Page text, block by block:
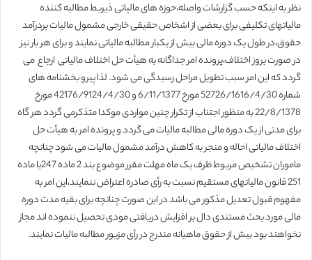
نظر به اینکه حسب گزارشات واصله،حوزه های مالیاتی ذیربط مطالبه کننده
مالیاتهای تکلیفی برای بعضی از اشخاص حقیقی خارجی مشمول مالیات بردرآمد
حقوق،در طول یک دوره مالی بیش از یکبار مطالبه مالیاتی نمایند و برای هر بار نیز
در صورت بروز اختلاف،پرونده امر جداگانه به هیأت حل اختلاف مالیاتی ارجاع می
گردد که این امر سبب تطویل مراحل رسیدگی می شود. لذا پیرو بخشنامه های
شماره 52726/1616/4/30 مورخ 6/11/1377 و 42176/9124/4/30 مورخ
22/8/1378 به منظور اجتناب از تکرار چنین مواردی موکدا متذکرمی گردد هر گاه
برای مدتی از یک دوره مالی مطالبه مالیات می گردد و پرونده امر به هیأت حل
اختلاف مالیاتی احاله و منجر به کاهش درآمد مشمول مالیات می شود چنانچه
ماموران تشخیص مربوط ظرف یک ماه مهلت مقرر موضوع بند 2 ماده 247یا ماده
251 قانون مالیاتهای مستقیم نسبت به رأی صادره اعتراض ننمایند،این امر به
مفهوم قبول تعدیل مذکور می باشد در این صورت چنانچه برای بقیه مدت دوره
مالی مورد بحث مستندی دال بر افزایش دریافتی مودی تحصیل ننموده اند مجاز
نخواهند بود بیش از حقوق ماهیانه مندرج در رأی مزبور مطالبه مالیات نمایند.